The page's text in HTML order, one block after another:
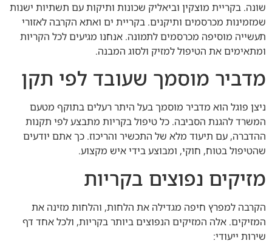
שונה. בקריית מוצקין וביאליק שכונות ותיקות עם תשתיות ישנות
שמזמינות מכרסמים ותיקנים. בקריית ים ואתא הקרבה לאזורי
תעשייה מוסיפה מכרסמים לתמונה. אנחנו מגיעים לכל הקריות
ומתאימים את הטיפול למזיק ולסוג המבנה.
מדביר מוסמך שעובד לפי תקן
ניצן פוגל הוא מדביר מוסמך בעל היתר רעלים בתוקף מטעם
המשרד להגנת הסביבה. כל טיפול בקריות מתבצע לפי תקנות
ההדברה, עם תיעוד מלא של התכשיר והריכוז. כך אתם יודעים
שהטיפול בטוח, חוקי, ומבוצע בידי איש מקצוע.
מזיקים נפוצים בקריות
הקרבה למפרץ חיפה מגדילה את הלחות, והלחות מזינה את
המזיקים. אלה המזיקים הנפוצים ביותר בקריות, ולכל אחד דף
שירות ייעודי: